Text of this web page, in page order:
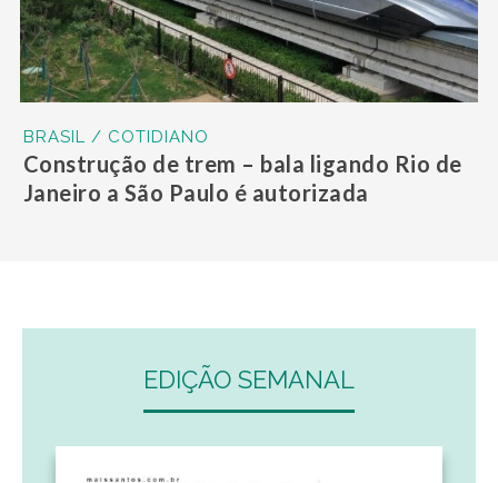
BRASIL / COTIDIANO
Construção de trem – bala ligando Rio de
Janeiro a São Paulo é autorizada
EDIÇÃO SEMANAL